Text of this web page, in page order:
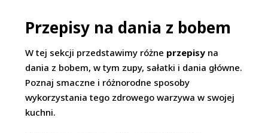
Przepisy na dania z bobem
W tej sekcji przedstawimy różne przepisy na
dania z bobem, w tym zupy, sałatki i dania główne.
Poznaj smaczne i różnorodne sposoby
wykorzystania tego zdrowego warzywa w swojej
kuchni.